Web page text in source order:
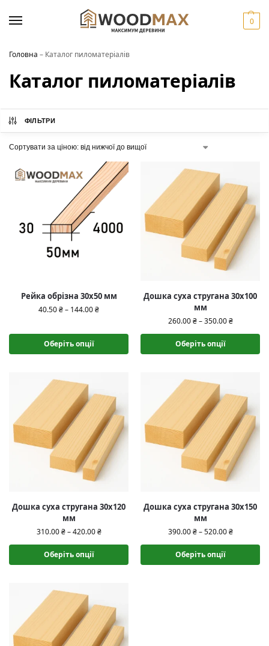
0
Головна – Каталог пиломатеріалів
Каталог пиломатеріалів
ФІЛЬТРИ
Рейка обрізна 30х50 мм
40.50₴– 144.00₴
Оберіть опції
Дошка суха стругана 30х100
мм
260.00₴ – 350.00₴
Оберіть опції
Дошка суха стругана 30х120
мм
310.00₴ – 420.00₴
Оберіть опції
Дошка суха стругана 30х150
мм
390.00₴ – 520.00₴
Оберіть опції